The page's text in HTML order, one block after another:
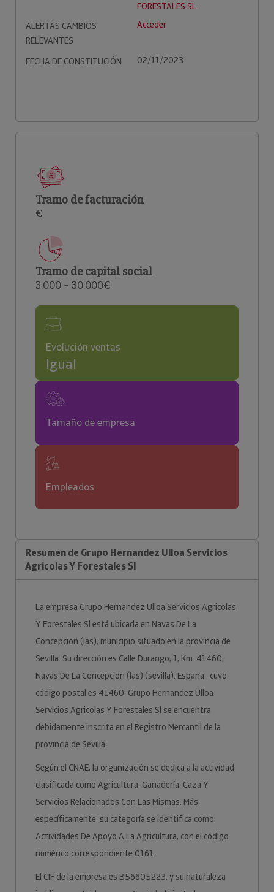
FORESTALES SL
ALERTAS CAMBIOS
RELEVANTES
Acceder
FECHA DE CONSTITUCIÓN 02/11/2023
Tramo de facturación
€
Tramo de capital social
3.000 – 30.000€
Evolución ventas
Igual
Tamaño de empresa
Empleados
Resumen de Grupo Hernandez Ulloa Servicios
Agricolas Y Forestales Sl
La empresa Grupo Hernandez Ulloa Servicios Agricolas
Y Forestales Sl está ubicada en Navas De La
Concepcion (las), municipio situado en la provincia de
Sevilla. Su dirección es Calle Durango, 1, Km. 41460,
Navas De La Concepcion (las) (sevilla). España., cuyo
código postal es 41460. Grupo Hernandez Ulloa
Servicios Agricolas Y Forestales Sl se encuentra
debidamente inscrita en el Registro Mercantil de la
provincia de Sevilla.
Según el CNAE, la organización se dedica a la actividad
clasificada como Agricultura, Ganadería, Caza Y
Servicios Relacionados Con Las Mismas. Más
específicamente, su categoría se identifica como
Actividades De Apoyo A La Agricultura, con el código
numérico correspondiente 0161.
El CIF de la empresa es B56605223, y su naturaleza